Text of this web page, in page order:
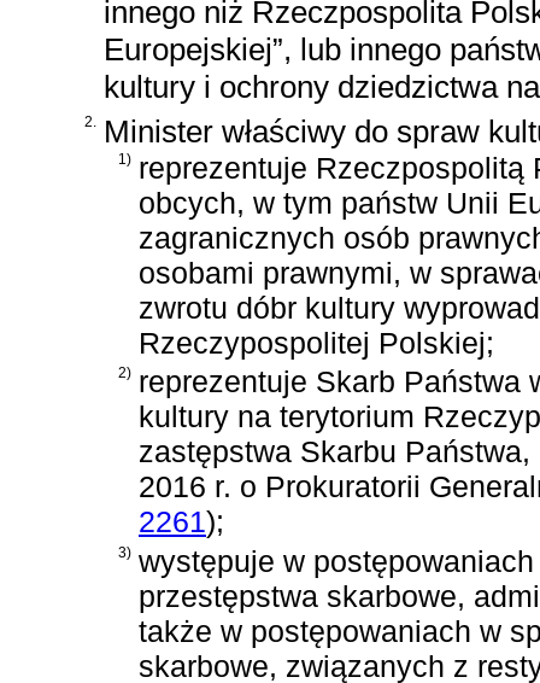
innego niż Rzeczpospolita
Europejskiej”, lub innego
kultury i ochrony dziedzictwa
2. Minister właściwy do spraw
1) reprezentuje
obcych, w tym państw Unii
zagranicznych osób
osobami prawnymi, w
zwrotu dóbr kultury
Rzeczypospolitej Polskiej;
2) reprezentuje Skarb Państwa
kultury na terytorium
zastępstwa Skarbu
2016 r. o Prokuratorii
2261);
3) występuje w
przestępstwa skarbowe,
także w postępowaniach w
skarbowe, związanych z